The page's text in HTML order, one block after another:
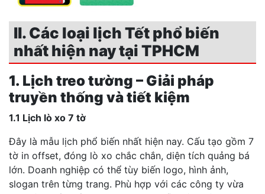
II. Các loại lịch Tết phổ biến
nhất hiện nay tại TPHCM
1. Lịch treo tường – Giải pháp
truyền thống và tiết kiệm
1.1 Lịch lò xo 7 tờ
Đây là mẫu lịch phổ biến nhất hiện nay. Cấu tạo gồm 7
tờ in offset, đóng lò xo chắc chắn, diện tích quảng bá
lớn. Doanh nghiệp có thể tùy biến logo, hình ảnh,
slogan trên từng trang. Phù hợp với các công ty vừa